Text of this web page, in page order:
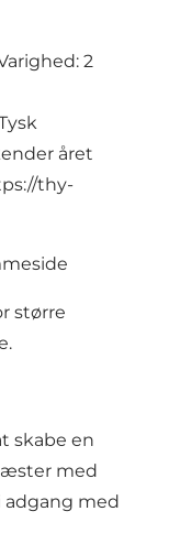
2
året
thy-
større
skabe en
med
adgang med